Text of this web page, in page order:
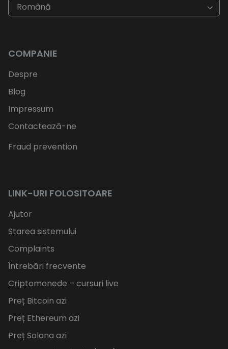
Română
COMPANIE
Despre
Blog
Impressum
Contactează-ne
Fraud prevention
LINK-URI FOLOSITOARE
Ajutor
Starea sistemului
Complaints
Întrebări frecvente
Criptomonede – cursuri live
Preț Bitcoin azi
Preț Ethereum azi
Preț Solana azi